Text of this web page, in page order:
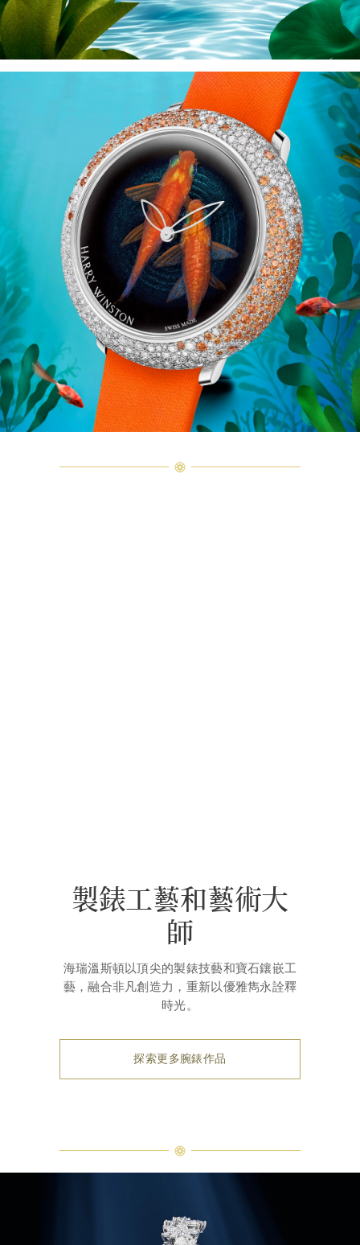
製錶工藝和藝術大
師
海瑞溫斯頓以頂尖的製錶技藝和寶石鑲嵌工
藝，融合非凡創造力，重新以優雅雋永詮釋
時光。
探索更多腕錶作品